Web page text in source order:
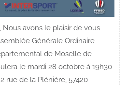
Nous avons le plaisir de vous
Générale Ordinaire
de Moselle de
le mardi 28 octobre à 19h30
rue de la Plénière, 57420